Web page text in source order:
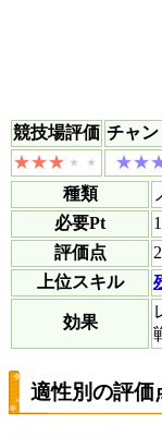
競技場評価 チャ
種類
必要Pt
評価点
上位スキル
効果
適性別の評価